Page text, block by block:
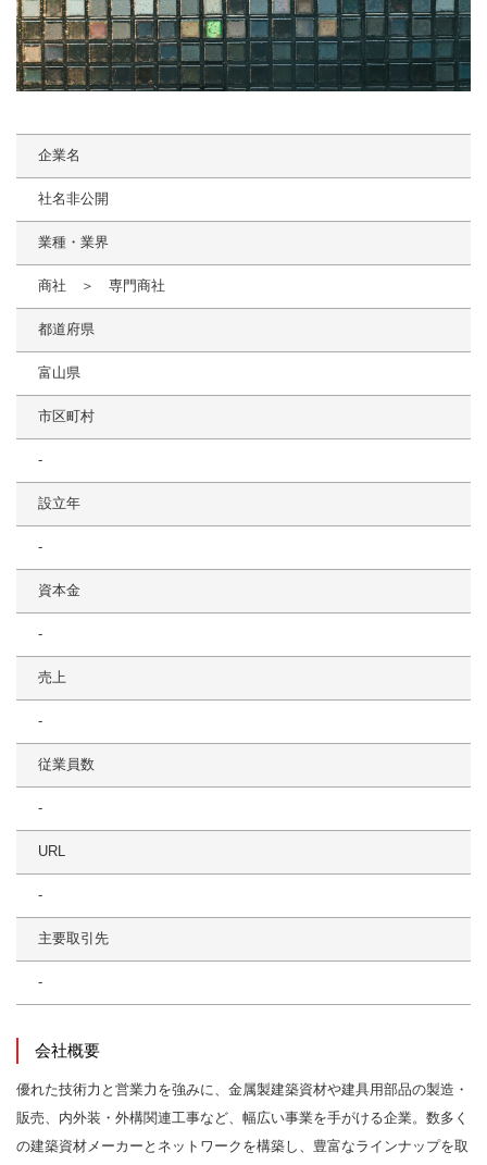
企業名
社名非公開
業種・業界
商社 ＞ 専門商社
都道府県
富山県
市区町村
-
設立年
-
資本金
-
売上
-
従業員数
-
URL
-
主要取引先
-
会社概要
優れた技術力と営業力を強みに、金属製建築資材や建具用部品の製造・
販売、内外装・外構関連工事など、幅広い事業を手がける企業。数多く
の建築資材メーカーとネットワークを構築し、豊富なラインナップを取